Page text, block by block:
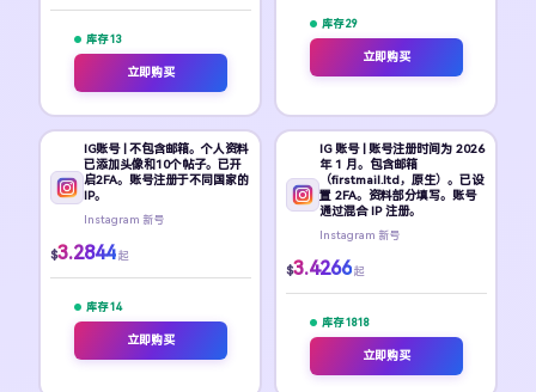
库存 13
立即购买
库存 29
立即购买
IG账号 | 不包含邮箱。个人资料
已添加头像和10个帖子。已开
启2FA。账号注册于不同国家的
IP。
Instagram 新号
$3.2844 起
库存 14
立即购买
IG 账号 | 账号注册时间为 2026
年 1 月。包含邮箱
（firstmail.ltd，原生）。已设
置 2FA。资料部分填写。账号
通过混合 IP 注册。
Instagram 新号
$3.4266 起
库存 1818
立即购买